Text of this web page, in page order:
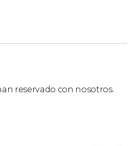
reservado con nosotros.